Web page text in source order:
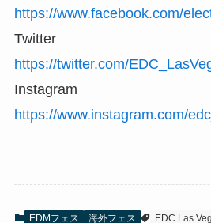
https://www.facebook.com/
Twitter
https://twitter.com/
Instagram
https://www.instagram.com/
EDMフェス 海外フェス EDC Las